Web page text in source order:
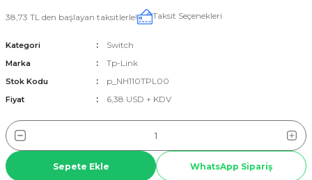
38,73 TL den başlayan taksitlerle! Taksit Seçenekleri
Kategori Switch
Marka Tp-Link
Stok Kodu p_NH110TPL00
Fiyat 6,38 USD + KDV
Sepete Ekle WhatsApp Sipariş